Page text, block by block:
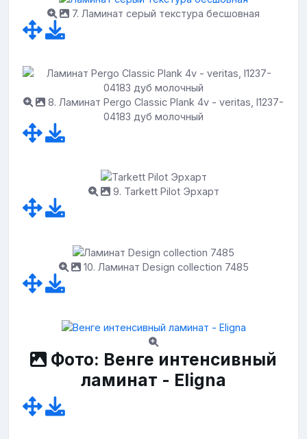
7. Ламинат серый текстура бесшовная
8. Ламинат Pergo Classic Plank 4v - veritas, l1237-
04183 дуб молочный
9. Tarkett Pilot Эрхарт
10. Ламинат Design collection 7485
Фото: Венге интенсивный
ламинат - Eligna